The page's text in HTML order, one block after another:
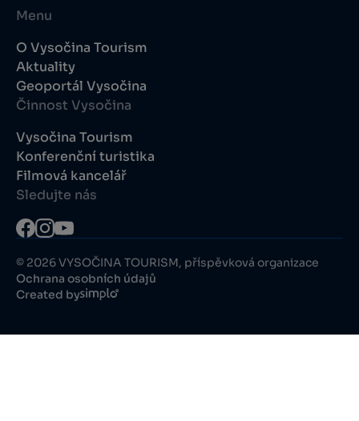
Menu
O Vysočina Tourism
Aktuality
Geoportál Vysočina
Činnost Vysočina
Vysočina Tourism
Konferenční turistika
Filmová kancelář
Sledujte nás
© 2026 VYSOČINA TOURISM, příspěvková organizace
Ochrana osobních údajů
Created by